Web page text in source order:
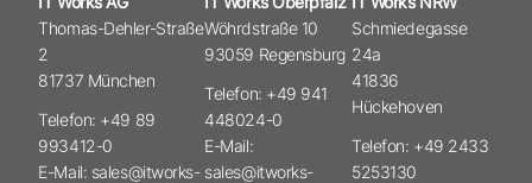
Thomas-Dehler-Straße
2
81737 München
Telefon: +49 89
993412-0
E-Mail: sales@itworks-
Wöhrdstraße 10
93059 Regensburg
Telefon: +49 941
448024-0
E-Mail:
sales@itworks-
Schmiedegasse
24a
41836
Hückehoven
Telefon: +49 2433
5253130